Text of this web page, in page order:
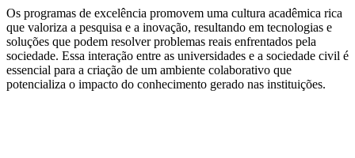
Os programas de excelência promovem uma cultura acadêmica rica
que valoriza a pesquisa e a inovação, resultando em tecnologias e
soluções que podem resolver problemas reais enfrentados pela
sociedade. Essa interação entre as universidades e a sociedade civil é
essencial para a criação de um ambiente colaborativo que
potencializa o impacto do conhecimento gerado nas instituições.